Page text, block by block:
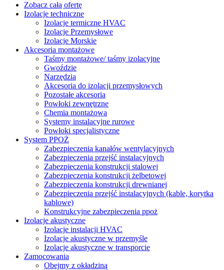
Zobacz całą ofertę
Izolacje techniczne
Izolacje termiczne HVAC
Izolacje Przemysłowe
Izolacje Morskie
Akcesoria montażowe
Taśmy montażowe/ taśmy izolacyjne
Gwoździe
Narzędzia
Akcesoria do izolacji przemysłowych
Pozostałe akcesoria
Powłoki zewnętrzne
Chemia montażowa
Systemy instalacyjne rurowe
Powłoki specjalistyczne
System PPOŻ
Zabezpieczenia kanałów wentylacyjnych
Zabezpieczenia przejść instalacyjnych
Zabezpieczenia konstrukcji stalowej
Zabezpieczenia konstrukcji żelbetowej
Zabezpieczenia konstrukcji drewnianej
Zabezpieczenia przejść instalacyjnych (kable, korytka
kablowe)
Konstrukcyjne zabezpieczenia ppoż
Izolacje akustyczne
Izolacje instalacji HVAC
Izolacje akustyczne w przemyśle
Izolacje akustyczne w transporcie
Zamocowania
Obejmy z okładziną